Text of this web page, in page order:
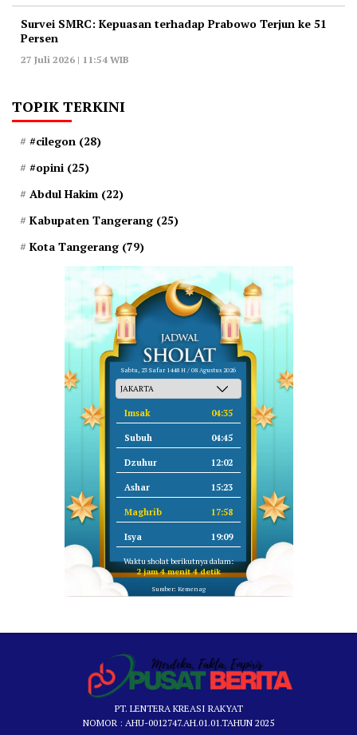
‎Survei SMRC: Kepuasan terhadap Prabowo Terjun ke 51
Persen
27 Juli 2026 | 11:54 WIB
TOPIK TERKINI
#cilegon (28)
#opini (25)
Abdul Hakim (22)
Kabupaten Tangerang (25)
Kota Tangerang (79)
Sabtu, 23 Safar 1448 H / 08 Agustus 2026
Imsak 04:35
Subuh 04:45
Dzuhur 12:02
Ashar 15:23
Maghrib 17:58
Isya 19:09
Waktu sholat berikutnya dalam:
2 jam 4 menit 3 detik
Sumber: Kemenag
PT. LENTERA KREASI RAKYAT
NOMOR : AHU-0012747.AH.01.01.TAHUN 2025